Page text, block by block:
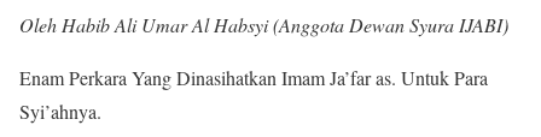
Oleh Habib Ali Umar Al Habsyi (Anggota Dewan Syura IJABI)
Enam Perkara Yang Dinasihatkan Imam Ja’far as. Untuk Para
Syi’ahnya.